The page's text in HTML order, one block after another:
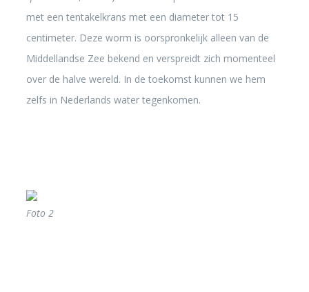
met een tentakelkrans met een diameter tot 15
centimeter. Deze worm is oorspronkelijk alleen van de
Middellandse Zee bekend en verspreidt zich momenteel
over de halve wereld. In de toekomst kunnen we hem
zelfs in Nederlands water tegenkomen.
Foto 2